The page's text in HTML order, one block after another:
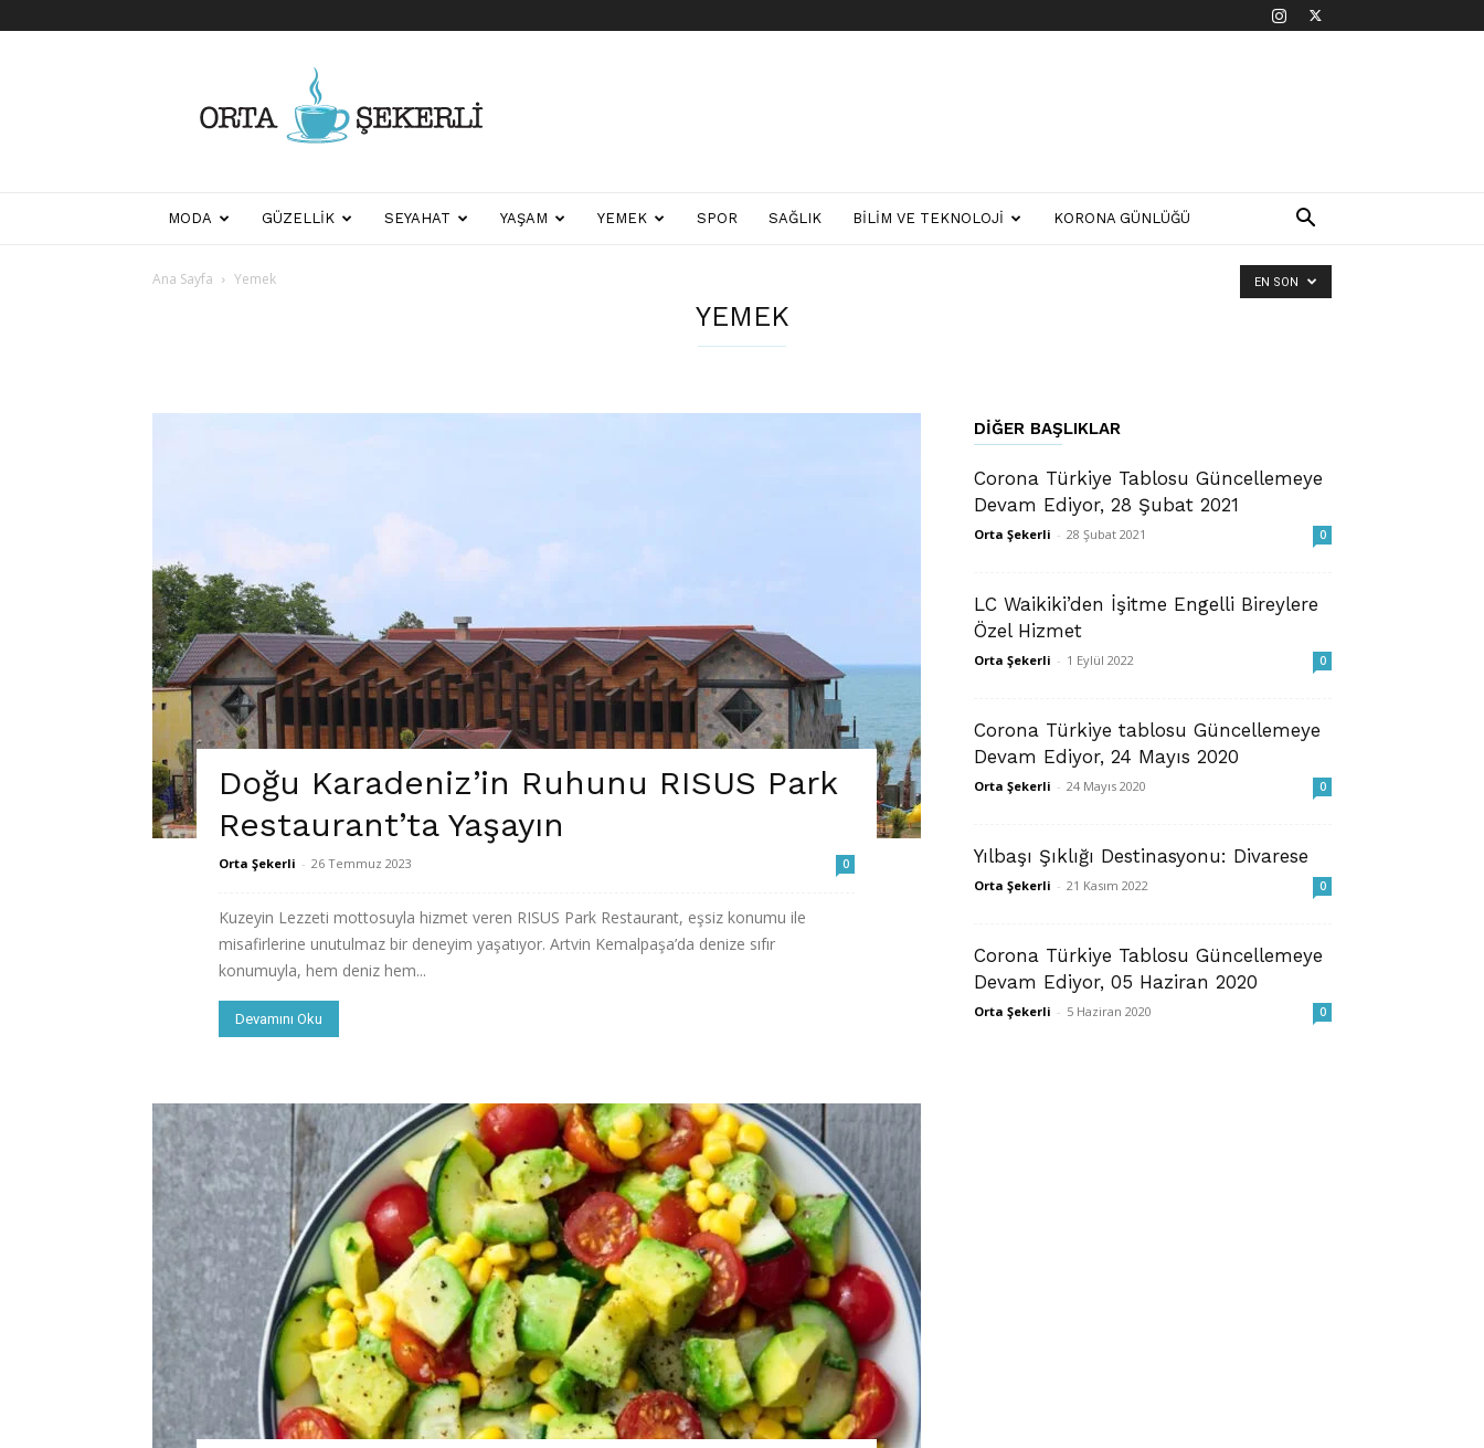
Biraz
Biraz
MODA GÜZELLIK SEYAHAT YAŞAM YEMEK SPOR SAĞLIK BILIM VE TEKNOLOJI KORONA GÜNLÜĞÜ
Ana Sayfa Yemek
YEMEK
EN SON
Doğu Karadeniz’in Ruhunu RISUS Park
Restaurant’ta Yaşayın
Orta Şekerli - 26 Temmuz 2023 0
Kuzeyin Lezzeti mottosuyla hizmet veren RISUS Park Restaurant, eşsiz konumu ile
misafirlerine unutulmaz bir deneyim yaşatıyor. Artvin Kemalpaşa’da denize sıfır
konumuyla, hem deniz hem...
Devamını Oku
DIĞER BAŞLIKLAR
Corona Türkiye Tablosu Güncellemeye
Devam Ediyor, 28 Şubat 2021
Orta Şekerli - 28 Şubat 2021 0
LC Waikiki’den İşitme Engelli Bireylere
Özel Hizmet
Orta Şekerli - 1 Eylül 2022 0
Corona Türkiye tablosu Güncellemeye
Devam Ediyor, 24 Mayıs 2020
Orta Şekerli - 24 Mayıs 2020 0
Yılbaşı Şıklığı Destinasyonu: Divarese
Orta Şekerli - 21 Kasım 2022 0
Corona Türkiye Tablosu Güncellemeye
Devam Ediyor, 05 Haziran 2020
Orta Şekerli - 5 Haziran 2020 0